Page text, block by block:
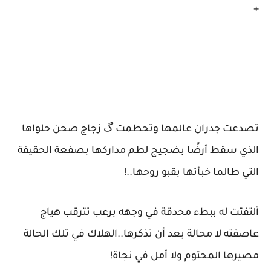
+
تصدعت جدران عالمها وتحطمت گ زجاج صحن حلواها
الذي سقط أرضًا بضجيج لطم مداركها بصفعة الحقيقة
التي طالما خبأتها بقبو روحها..!
ألتفتت له ببطء محدقة في وجهه برعب تترقب هياج
عاصفته لا محالة بعد أن تذكرها..الهلاك في تلك الحالة
مصيرها المحتوم ولا أمل في نجاة!